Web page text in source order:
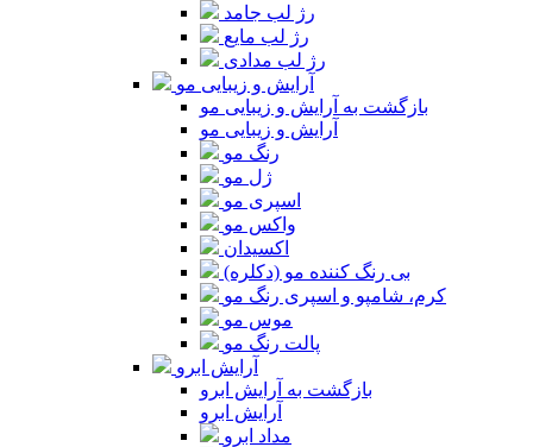
رژ لب جامد
رژ لب مایع
رژ لب مدادی
آرایش و زیبایی مو
بازگشت به آرایش و زیبایی مو
آرایش و زیبایی مو
رنگ مو
ژل مو
اسپری مو
واکس مو
اکسیدان
بی رنگ کننده مو (دکلره)
کرم، شامپو و اسپری رنگ مو
موس مو
پالت رنگ مو
آرایش ابرو
بازگشت به آرایش ابرو
آرایش ابرو
مداد ابرو